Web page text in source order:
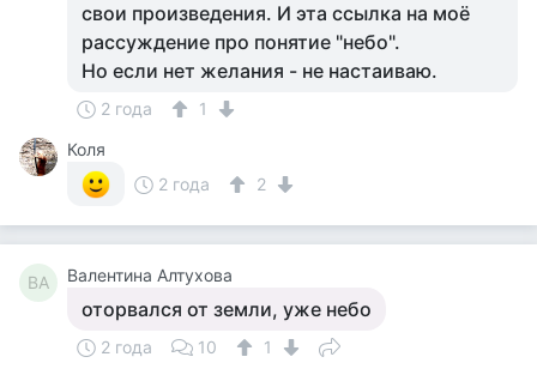
свои произведения. И эта ссылка на моё
рассуждение про понятие "небо".
Но если нет желания - не настаиваю.
2 года
1
Коля
2 года
2
ВА Валентина Алтухова
оторвался от земли, уже небо
2 года 10
1